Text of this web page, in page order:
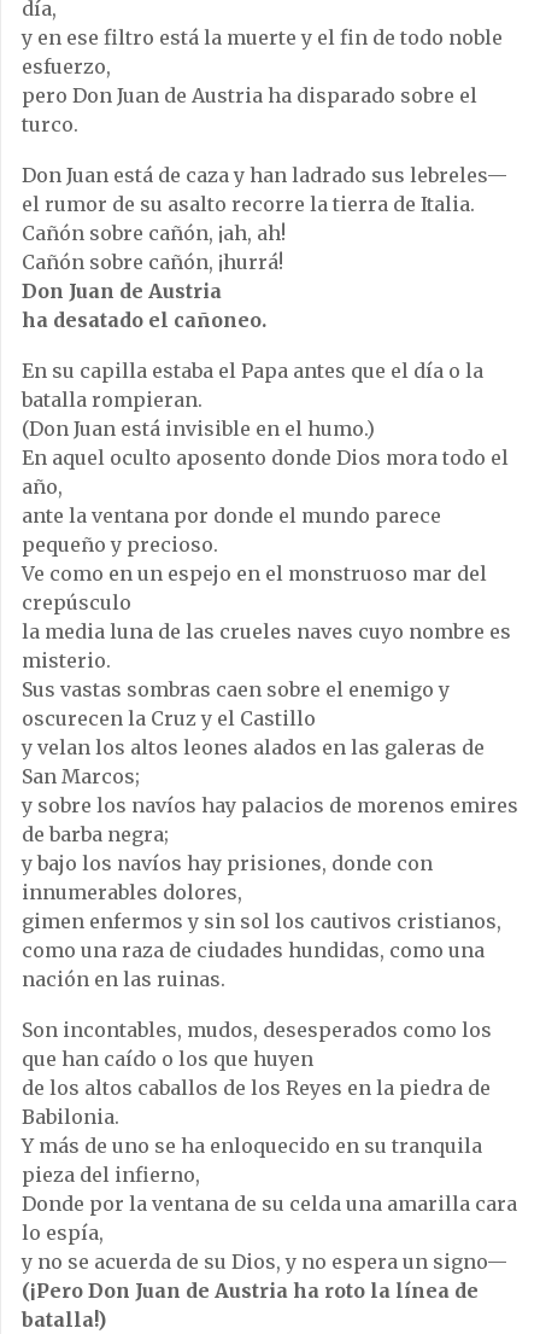
día,
y en ese filtro está la muerte y el fin de todo noble
esfuerzo,
pero Don Juan de Austria ha disparado sobre el
turco.
Don Juan está de caza y han ladrado sus lebreles—
el rumor de su asalto recorre la tierra de Italia.
Cañón sobre cañón, ¡ah, ah!
Cañón sobre cañón, ¡hurrá!
Don Juan de Austria
ha desatado el cañoneo.
En su capilla estaba el Papa antes que el día o la
batalla rompieran.
(Don Juan está invisible en el humo.)
En aquel oculto aposento donde Dios mora todo el
año,
ante la ventana por donde el mundo parece
pequeño y precioso.
Ve como en un espejo en el monstruoso mar del
crepúsculo
la media luna de las crueles naves cuyo nombre es
misterio.
Sus vastas sombras caen sobre el enemigo y
oscurecen la Cruz y el Castillo
y velan los altos leones alados en las galeras de
San Marcos;
y sobre los navíos hay palacios de morenos emires
de barba negra;
y bajo los navíos hay prisiones, donde con
innumerables dolores,
gimen enfermos y sin sol los cautivos cristianos,
como una raza de ciudades hundidas, como una
nación en las ruinas.
Son incontables, mudos, desesperados como los
que han caído o los que huyen
de los altos caballos de los Reyes en la piedra de
Babilonia.
Y más de uno se ha enloquecido en su tranquila
pieza del infierno,
Donde por la ventana de su celda una amarilla cara
lo espía,
y no se acuerda de su Dios, y no espera un signo—
(¡Pero Don Juan de Austria ha roto la línea de
batalla!)